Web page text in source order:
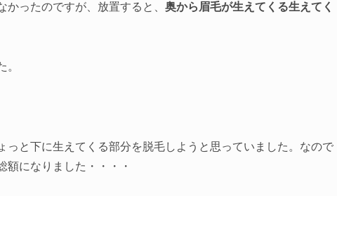
ったのですが、放置すると、 奥から眉毛が生えてくる生えてく
と下に生えてくる部分を脱毛しようと思っていました。なので
額になりました・・・・